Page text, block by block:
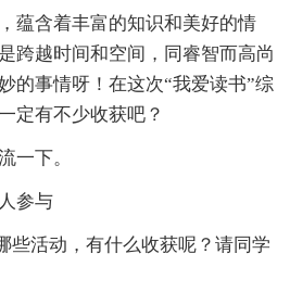
蕴含着丰富的知识和美好的情
跨越时间和空间，同睿智而高尚
的事情呀！在这次“我爱读书”综
定有不少收获吧？
一下。
参与
些活动，有什么收获呢？请同学